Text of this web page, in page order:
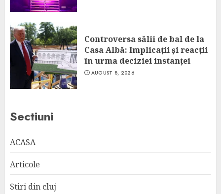
Controversa sălii de bal de la
Casa Albă: Implicații și reacții
în urma deciziei instanței
AUGUST 8, 2026
Sectiuni
ACASA
Articole
Stiri din cluj